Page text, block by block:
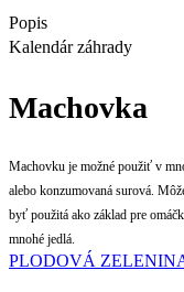
Popis
Kalendár záhrady
Machovka
Machovku je možné použiť v
alebo konzumovaná surová.
byť použitá ako základ pre
mnohé jedlá.
PLODOVÁ